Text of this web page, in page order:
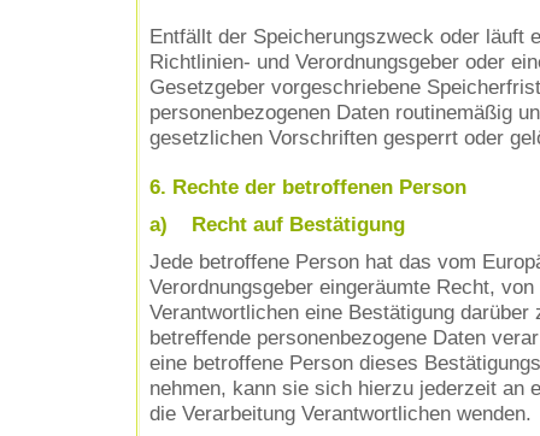
Entfällt der Speicherungszweck oder läuft
Richtlinien- und Verordnungsgeber oder
Gesetzgeber vorgeschriebene
personenbezogenen Daten routinemäßig
gesetzlichen Vorschriften gesperrt oder
6. Rechte der betroffenen Person
a) Recht auf Bestätigung
Jede betroffene Person hat das vom
Verordnungsgeber eingeräumte Recht,
Verantwortlichen eine Bestätigung darüber
betreffende personenbezogene Daten
eine betroffene Person dieses
nehmen, kann sie sich hierzu jederzeit an
die Verarbeitung Verantwortlichen wenden.